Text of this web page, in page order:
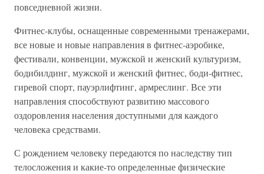
повседневной жизни.
Фитнес-клубы, оснащенные современными тренажерами,
все новые и новые направления в фитнес-аэробике,
фестивали, конвенции, мужской и женский культуризм,
бодибилдинг, мужской и женский фитнес, боди-фитнес,
гиревой спорт, пауэрлифтинг, армреслинг. Все эти
направления способствуют развитию массового
оздоровления населения доступными для каждого
человека средствами.
С рождением человеку передаются по наследству тип
телосложения и какие-то определенные физические